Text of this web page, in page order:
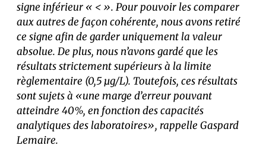
signe inférieur « < ». Pour pouvoir les comparer
aux autres de façon cohérente, nous avons retiré
ce signe afin de garder uniquement la valeur
absolue. De plus, nous n’avons gardé que les
résultats strictement supérieurs à la limite
règlementaire (0,5 μg/L). Toutefois, ces résultats
sont sujets à «une marge d’erreur pouvant
atteindre 40%, en fonction des capacités
analytiques des laboratoires», rappelle Gaspard
Lemaire.